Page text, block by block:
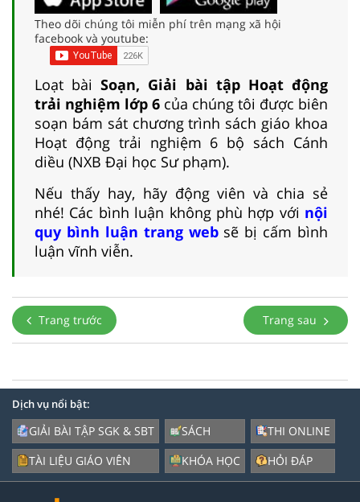
Theo dõi chúng tôi miễn phí trên mạng xã hội
facebook và youtube:
Loạt bàiSoạn, Giải bài tập Hoạt động
trải nghiệm lớp 6 của chúng tôi được biên
soạn bám sát chương trình sách giáo khoa
Hoạt động trải nghiệm 6 bộ sách Cánh
diều (NXB Đại học Sư phạm).
Nếu thấy hay, hãy động viên và chia sẻ
nhé! Các bình luận không phù hợp với nội
quy bình luận trang websẽ bị cấm bình
luận vĩnh viễn.
Trang trước Trang sau
Dịch vụ nổi bật:
GIẢI BÀI TẬP SGK & SBT
TÀI LIỆU GIÁO VIÊN
SÁCH
KHÓA HỌC
THI ONLINE
HỎI ĐÁP